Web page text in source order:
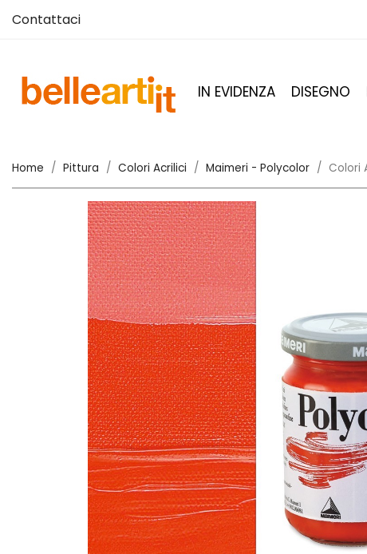
Contattaci
IN EVIDENZA DISEGNO
Home Pittura Colori Acrilici Maimeri - Polycolor Colori